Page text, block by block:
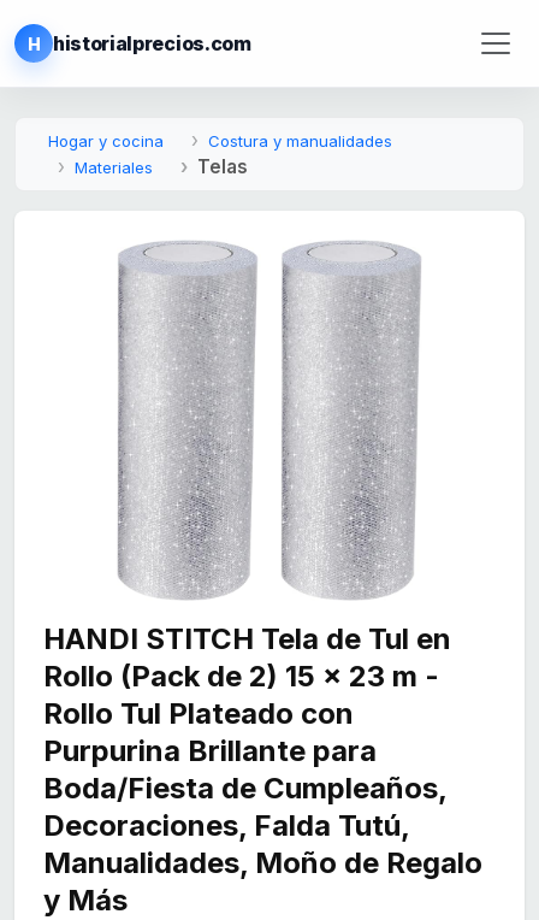
H historialprecios.com
Hogar y cocina
Costura y manualidades
Materiales
Telas
HANDI STITCH Tela de Tul en
Rollo (Pack de 2) 15 x 23 m -
Rollo Tul Plateado con
Purpurina Brillante para
Boda/Fiesta de Cumpleaños,
Decoraciones, Falda Tutú,
Manualidades, Moño de Regalo
y Más